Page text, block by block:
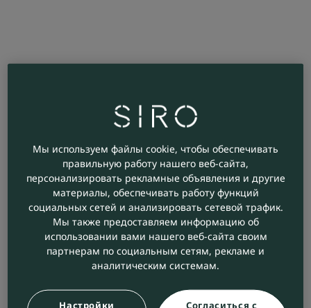
Мы используем файлы cookie, чтобы обеспечивать
правильную работу нашего веб-сайта,
персонализировать рекламные объявления и другие
материалы, обеспечивать работу функций
социальных сетей и анализировать сетевой трафик.
Мы также предоставляем информацию об
использовании вами нашего веб-сайта своим
партнерам по социальным сетям, рекламе и
аналитическим системам.
Согласиться с
Настройки